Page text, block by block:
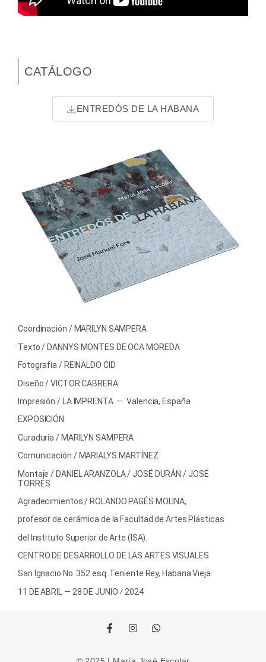
CATÁLOGO
Coordinación / MARILYN SAMPERA
Texto / DANNYS MONTES DE OCA MOREDA
Fotografía / REINALDO CID
Diseño / VICTOR CABRERA
Impresión / LA IMPRENTA — Valencia, España
EXPOSICIÓN
Curaduría / MARILYN SAMPERA
Comunicación / MARIALYS MARTÍNEZ
Montaje / DANIEL ARANZOLA / JOSÉ DURÁN / JOSÉ
TORRES
Agradecimientos / ROLANDO PAGÉS MOLINA,
profesor de cerámica de la Facultad de Artes Plásticas
del Instituto Superior de Arte (ISA).
CENTRO DE DESARROLLO DE LAS ARTES VISUALES
San Ignacio No. 352 esq. Teniente Rey, Habana Vieja
11 DE ABRIL — 28 DE JUNIO ⁄ 2024
ENTREDÓS DE LA HABANA